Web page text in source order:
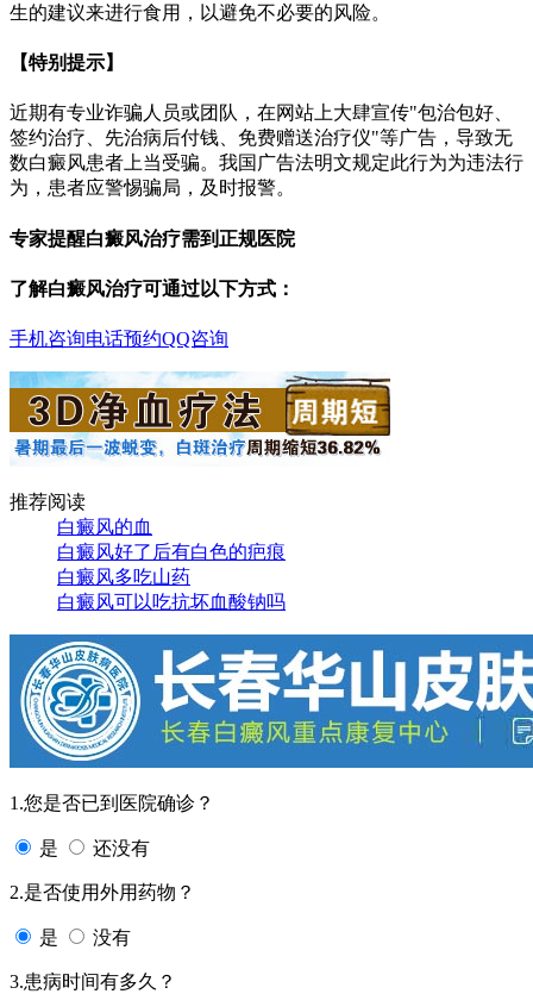
生的建议来进行食用，以避免不必要的风险。
【特别提示】
近期有专业诈骗人员或团队，在网站上大肆宣传"包治包好、
签约治疗、先治病后付钱、免费赠送治疗仪"等广告，导致无
数白癜风患者上当受骗。我国广告法明文规定此行为为违法行
为，患者应警惕骗局，及时报警。
专家提醒白癜风治疗需到正规医院
了解白癜风治疗可通过以下方式：
手机咨询电话预约QQ咨询
推荐阅读
白癜风的血
白癜风好了后有白色的疤痕
白癜风多吃山药
白癜风可以吃抗坏血酸钠吗
1.您是否已到医院确诊？
是 还没有
2.是否使用外用药物？
是 没有
3.患病时间有多久？